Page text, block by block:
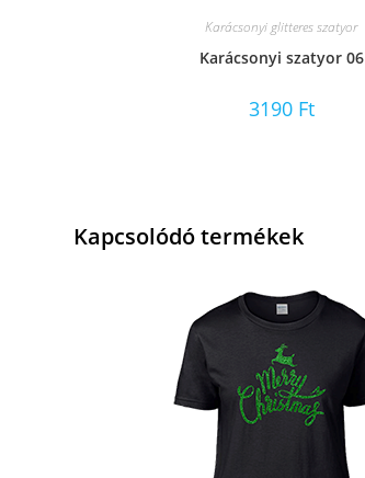
Karácsonyi glitteres szatyor
Karácsonyi szatyor 06
3190 Ft
Kapcsolódó termékek